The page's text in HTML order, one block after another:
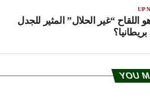
UP
اللقاح “غير الحلال” المثير للجدل
YOU